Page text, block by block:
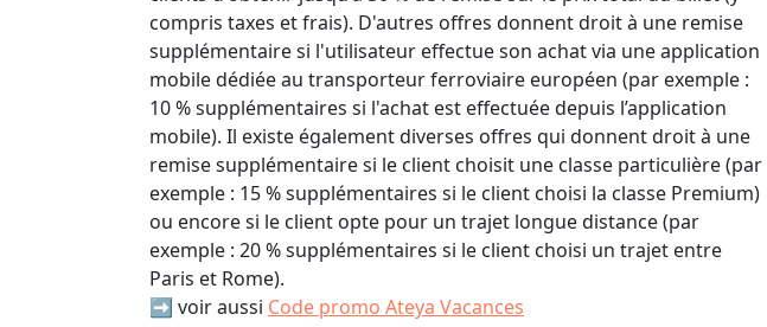
compris taxes et frais). D'autres offres donnent droit à une remise
supplémentaire si l'utilisateur effectue son achat via une application
mobile dédiée au transporteur ferroviaire européen (par exemple :
10 % supplémentaires si l'achat est effectuée depuis l’application
mobile). Il existe également diverses offres qui donnent droit à une
remise supplémentaire si le client choisit une classe particulière (par
exemple : 15 % supplémentaires si le client choisi la classe Premium)
ou encore si le client opte pour un trajet longue distance (par
exemple : 20 % supplémentaires si le client choisi un trajet entre
Paris et Rome).
➡️ voir aussi Code promo Ateya Vacances